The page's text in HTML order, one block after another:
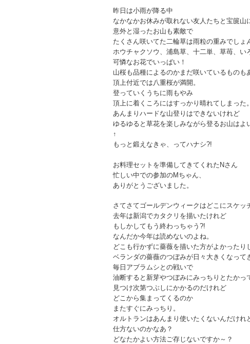
昨日は小雨が降る中
なかなかお休みが取れない友人たちと宝篋山
意外と湿ったお山も素敵で
たくさん咲いてた二輪草は雨粒の重みでしょ
ホウチャクソウ、浦島草、十二単、草苺、い
可憐なお花でいっぱい！
山桜も品種によるのかまだ咲いているものも
頂上付近では八重桜が満開。
登っていくうちに雨もやみ
頂上に着くころにはすっかり晴れてしまった。
あんまりハードな山登りはできないけれど
ゆるゆると草花を楽しみながら登るお山はよ
↑
もっと鍛えなきゃ、ってハナシ?!
お料理セットを準備してきてくれたNさん
忙しい中での参加のMちゃん、
ありがとうございました。
さてさてゴールデンウィークはどこにスケッ
去年は新潟でカタクリを描いたけれど
もしかしてもう終わっちゃう?!
なんだか今年は読めないのよね。
どこも行かずに薔薇を描いた方がよかったり
ベランダの薔薇のつぼみが日々大きくなって
毎日アブラムシとの戦いで
油断すると新芽やつぼみにみっちりとたかっ
見つけ次第つぶしにかかるのだけれど
どこから集まってくるのか
またすぐにみっちり。
オルトランはあんまり使いたくないんだけれ
仕方ないのかなあ？
どなたかよい方法ご存じないですか～？